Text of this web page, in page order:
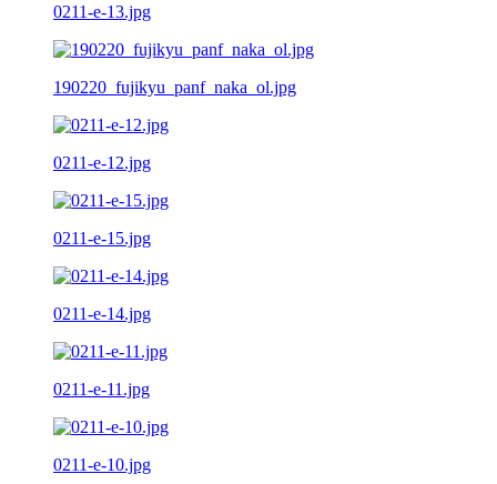
0211-e-13.jpg
190220_fujikyu_panf_naka_ol.jpg
0211-e-12.jpg
0211-e-15.jpg
0211-e-14.jpg
0211-e-11.jpg
0211-e-10.jpg